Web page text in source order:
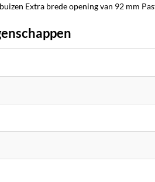
Extra brede opening van 92 mm